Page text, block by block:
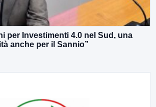
per Investimenti 4.0 nel Sud, una
anche per il Sannio”